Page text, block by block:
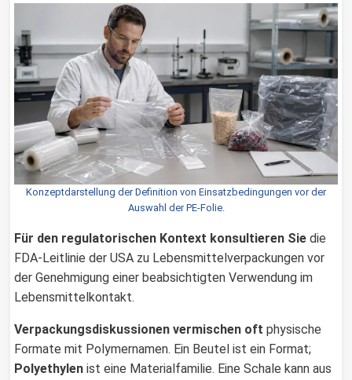
Konzeptdarstellung der Definition von Einsatzbedingungen vor der
Auswahl der PE-Folie.
Für den regulatorischen Kontext konsultieren Sie die
FDA-Leitlinie der USA zu Lebensmittelverpackungen vor
der Genehmigung einer beabsichtigten Verwendung im
Lebensmittelkontakt.
Verpackungsdiskussionen vermischen oft physische
Formate mit Polymernamen. Ein Beutel ist ein Format;
Polyethylen ist eine Materialfamilie. Eine Schale kann aus